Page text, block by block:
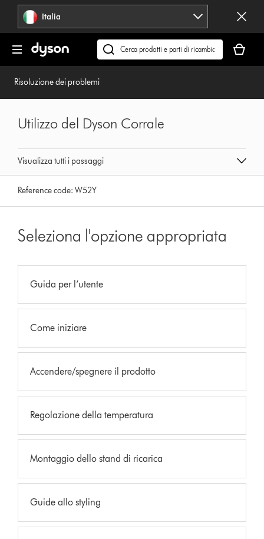
navigazione Italia
Cerca
su
carrello
è
Risoluzione dei problemi
Visualizza tutti i passaggi
Utilizzo del Dyson Corrale
Reference code:W52Y
Seleziona l'opzione appropriata
Guida per l’utente
Come iniziare
Accendere/spegnere il prodotto
Regolazione della temperatura
Montaggio dello stand di ricarica
Guide allo styling